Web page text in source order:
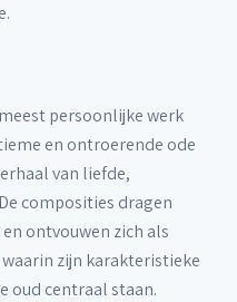
persoonlijke werk
en ontroerende ode
van liefde,
composities dragen
ontvouwen zich als
zijn karakteristieke
oud centraal staan.